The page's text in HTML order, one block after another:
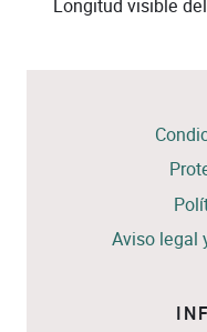
Longitud visible
Aviso legal